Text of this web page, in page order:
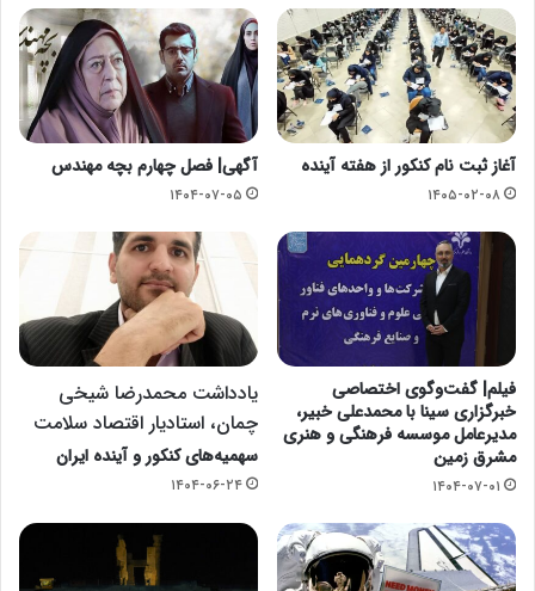
آغاز ثبت نام کنکور از هفته آینده
۱۴۰۵-۰۲-۰۸
آگهی| فصل چهارم بچه مهندس
۱۴۰۴-۰۷-۰۵
فیلم| گفت‌وگوی اختصاصی
خبرگزاری سینا با محمدعلی خبیر،
مدیرعامل موسسه فرهنگی و هنری
مشرق زمین
۱۴۰۴-۰۷-۰۱
یادداشت محمدرضا شیخی
چمان، استادیار اقتصاد سلامت
سهمیه‌های کنکور و آینده ایران
۱۴۰۴-۰۶-۲۴